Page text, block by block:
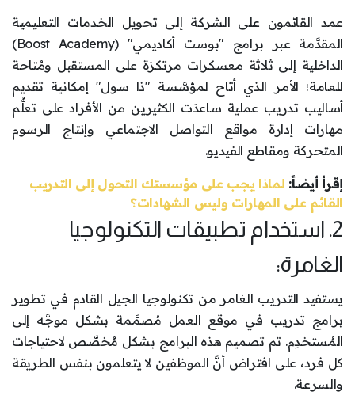
عمد القائمون على الشركة إلى تحويل الخدمات التعليمية
المقدَّمة عبر برامج "بوست أكاديمي" (Boost Academy)
الداخلية إلى ثلاثة معسكرات مرتكزة على المستقبل ومُتاحة
للعامة؛ الأمر الذي أتاح لمؤسَّسة "ذا سول" إمكانية تقديم
أساليب تدريب عملية ساعدَت الكثيرين من الأفراد على تعلُّم
مهارات إدارة مواقع التواصل الاجتماعي وإنتاج الرسوم
المتحركة ومقاطع الفيديو.
إقرأ أيضاً: لماذا يجب على مؤسستك التحول إلى التدريب
القائم على المهارات وليس الشهادات؟
2. استخدام تطبيقات التكنولوجيا
الغامرة:
يستفيد التدريب الغامر من تكنولوجيا الجيل القادم في تطوير
برامج تدريب في موقع العمل مُصمَّمة بشكل موجَّه إلى
المُستخدِم. تم تصميم هذه البرامج بشكل مُخصَّص لاحتياجات
كل فرد، على افتراض أنَّ الموظفين لا يتعلمون بنفس الطريقة
والسرعة.